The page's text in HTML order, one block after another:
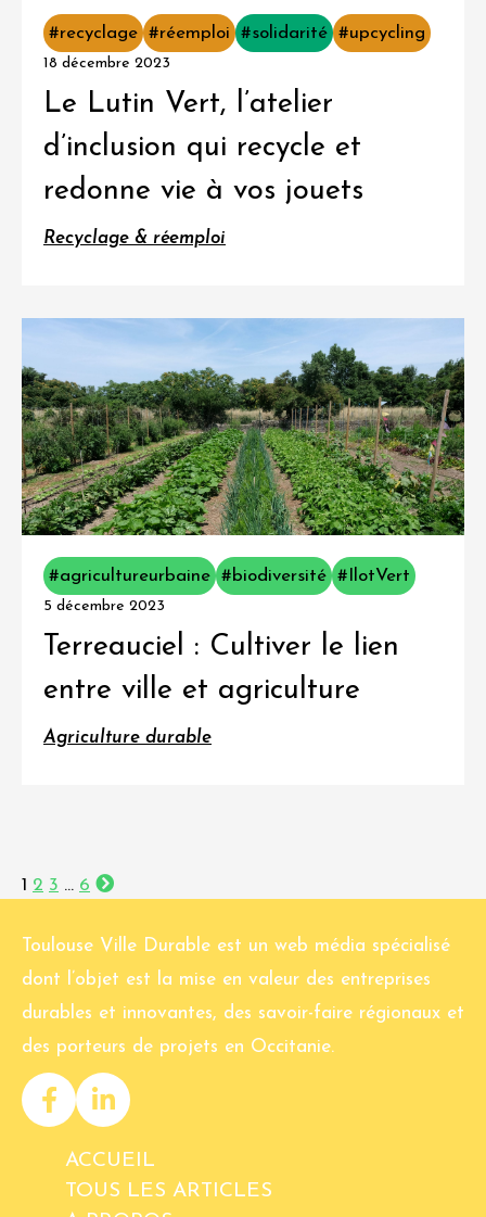
#recyclage #réemploi #solidarité #upcycling
18 décembre 2023
Le Lutin Vert, l’atelier
d’inclusion qui recycle et
redonne vie à vos jouets
Recyclage & réemploi
#agricultureurbaine #biodiversité #IlotVert
5 décembre 2023
Terreauciel : Cultiver le lien
entre ville et agriculture
Agriculture durable
1 2 3 … 6
Toulouse Ville Durable est un web média spécialisé
dont l’objet est la mise en valeur des entreprises
durables et innovantes, des savoir-faire régionaux et
des porteurs de projets en Occitanie.
ACCUEIL
TOUS LES ARTICLES